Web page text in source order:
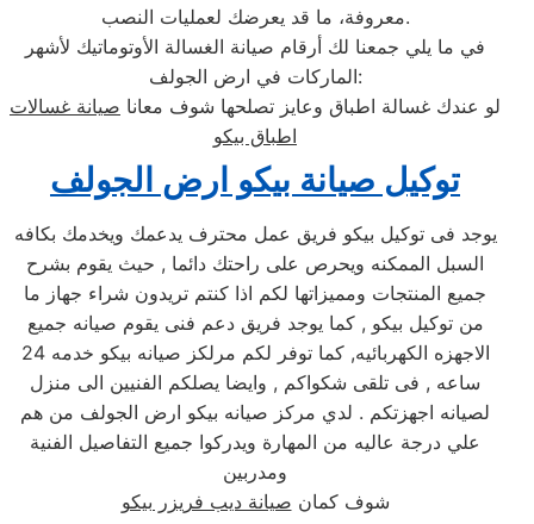
معروفة، ما قد يعرضك لعمليات النصب.
في ما يلي جمعنا لك أرقام صيانة الغسالة الأوتوماتيك لأشهر
الماركات في ارض الجولف:
لو عندك غسالة اطباق وعايز تصلحها شوف معانا صيانة غسالات
اطباق بيكو
توكيل صيانة بيكو ارض الجولف
يوجد فى توكيل بيكو فريق عمل محترف يدعمك ويخدمك بكافه
السبل الممكنه ويحرص على راحتك دائما , حيث يقوم بشرح
جميع المنتجات ومميزاتها لكم اذا كنتم تريدون شراء جهاز ما
من توكيل بيكو , كما يوجد فريق دعم فنى يقوم صيانه جميع
الاجهزه الكهربائيه, كما توفر لكم مرلكز صيانه بيكو خدمه 24
ساعه , فى تلقى شكواكم , وايضا يصلكم الفنيين الى منزل
لصيانه اجهزتكم . لدي مركز صيانه بيكو ارض الجولف من هم
علي درجة عاليه من المهارة ويدركوا جميع التفاصيل الفنية
ومدربين
شوف كمان صيانة ديب فريزر بيكو